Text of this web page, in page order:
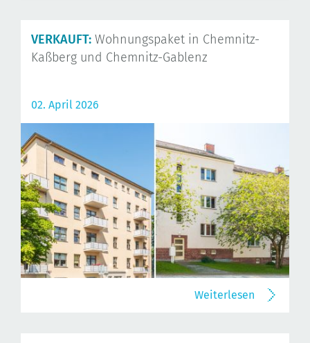
VERKAUFT: Wohnungspaket in Chemnitz-
Kaßberg und Chemnitz-Gablenz
02. April 2026
Weiterlesen